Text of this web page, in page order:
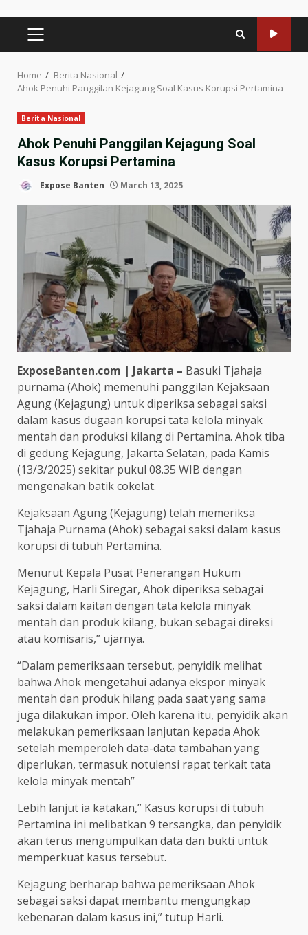
PRIMARY
MENU
Home
Berita Nasional
Ahok Penuhi Panggilan Kejagung Soal Kasus Korupsi Pertamina
Berita Nasional
Ahok Penuhi Panggilan Kejagung Soal
Kasus Korupsi Pertamina
Expose Banten March 13, 2025
ExposeBanten.com | Jakarta – Basuki Tjahaja
purnama (Ahok) memenuhi panggilan Kejaksaan
Agung (Kejagung) untuk diperiksa sebagai saksi
dalam kasus dugaan korupsi tata kelola minyak
mentah dan produksi kilang di Pertamina. Ahok tiba
di gedung Kejagung, Jakarta Selatan, pada Kamis
(13/3/2025) sekitar pukul 08.35 WIB dengan
mengenakan batik cokelat.
Kejaksaan Agung (Kejagung) telah memeriksa
Tjahaja Purnama (Ahok) sebagai saksi dalam kasus
korupsi di tubuh Pertamina.
Menurut Kepala Pusat Penerangan Hukum
Kejagung, Harli Siregar, Ahok diperiksa sebagai
saksi dalam kaitan dengan tata kelola minyak
mentah dan produk kilang, bukan sebagai direksi
atau komisaris,” ujarnya.
“Dalam pemeriksaan tersebut, penyidik melihat
bahwa Ahok mengetahui adanya ekspor minyak
mentah dan produk hilang pada saat yang sama
juga dilakukan impor. Oleh karena itu, penyidik akan
melakukan pemeriksaan lanjutan kepada Ahok
setelah memperoleh data-data tambahan yang
diperlukan, termasuk notulensi rapat terkait tata
kelola minyak mentah”
Lebih lanjut ia katakan,” Kasus korupsi di tubuh
Pertamina ini melibatkan 9 tersangka, dan penyidik
akan terus mengumpulkan data dan bukti untuk
memperkuat kasus tersebut.
Kejagung berharap bahwa pemeriksaan Ahok
sebagai saksi dapat membantu mengungkap
kebenaran dalam kasus ini,” tutup Harli.